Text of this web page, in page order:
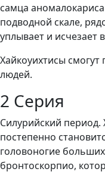
самца
подводной скале,
уплывает и исчезает
Хайкоуихтисы
людей.
2 Серия
Силурийский период.
постепенно
головоногие
бронтоскорпио,